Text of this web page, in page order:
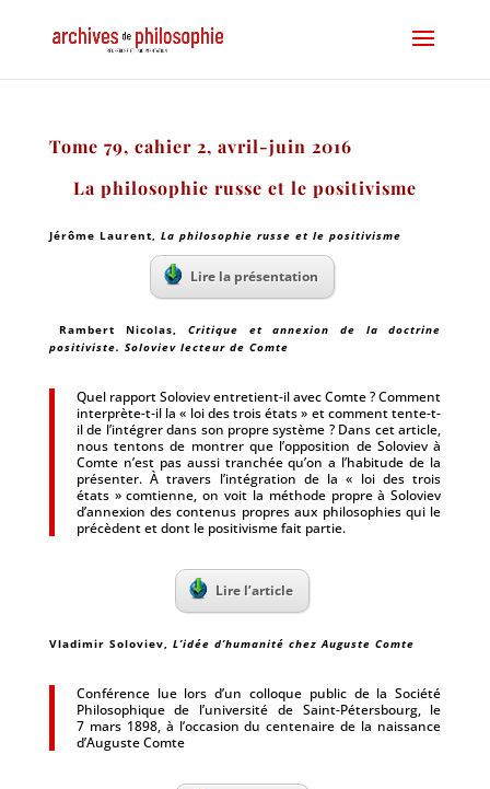
Tome 79, cahier 2, avril-juin 2016
La philosophie russe et le positivisme
Jérôme Laurent, La philosophie russe et le positivisme
Lire la présentation
Rambert Nicolas, Critique et annexion de la doctrine
positiviste. Soloviev lecteur de Comte
Quel rapport Soloviev entretient-il avec Comte ? Comment
interprète-t-il la « loi des trois états » et comment tente-t-
il de l’intégrer dans son propre système ? Dans cet article,
nous tentons de montrer que l’opposition de Soloviev à
Comte n’est pas aussi tranchée qu’on a l’habitude de la
présenter. À travers l’intégration de la « loi des trois
états » comtienne, on voit la méthode propre à Soloviev
d’annexion des contenus propres aux philosophies qui le
précèdent et dont le positivisme fait partie.
Lire l’article
Vladimir Soloviev, L’idée d’humanité chez Auguste Comte
Conférence lue lors d’un colloque public de la Société
Philosophique de l’université de Saint-Pétersbourg, le
7 mars 1898, à l’occasion du centenaire de la naissance
d’Auguste Comte